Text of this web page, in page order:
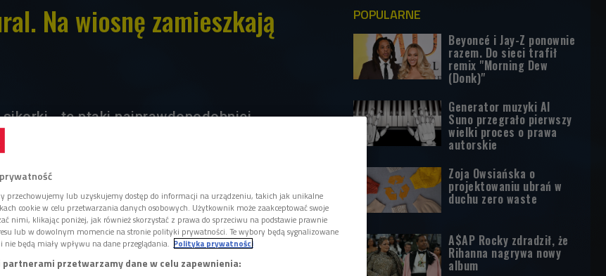
Na wiosnę zamieszkają
- te ptaki najprawdopodobniej
domków, które powstało w Gdyni. Ten
na ścianie budynku szkoły w
Design.
POPULARNE
Beyoncé i Jay-Z ponownie
razem. Do sieci trafił
remix "Morning Dew
(Donk)"
Generator muzyki AI
Suno przegrało pierwszy
wielki proces o prawa
autorskie
Zoja Owsiańska o
projektowaniu ubrań w
duchu zero waste
A$AP Rocky zdradził, że
Rihanna nagrywa nowy
album
przechowujemy lub uzyskujemy dostęp do informacji na urządzeniu, takich jak unikalne
cookie w celu przetwarzania danych osobowych. Użytkownik może zaakceptować swoje
nimi, klikając poniżej, jak również skorzystać z prawa do sprzeciwu na podstawie prawnie
lub w dowolnym momencie na stronie polityki prywatności. Te wybory będą sygnalizowane
będą miały wpływu na dane przeglądania. Polityka prywatności
partnerami przetwarzamy dane w celu zapewnienia: